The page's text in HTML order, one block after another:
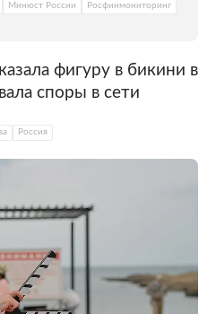
Минюст России
Росфинмониторинг
фигуру в бикини в
споры в сети
Россия